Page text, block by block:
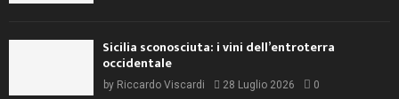
Sicilia sconosciuta: i vini dell’entroterra
occidentale
by Riccardo Viscardi 28 Luglio 2026 0